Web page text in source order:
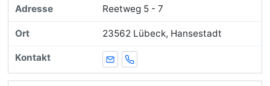
Reetweg 5 - 7
23562 Lübeck, Hansestadt
E-MailTelefon